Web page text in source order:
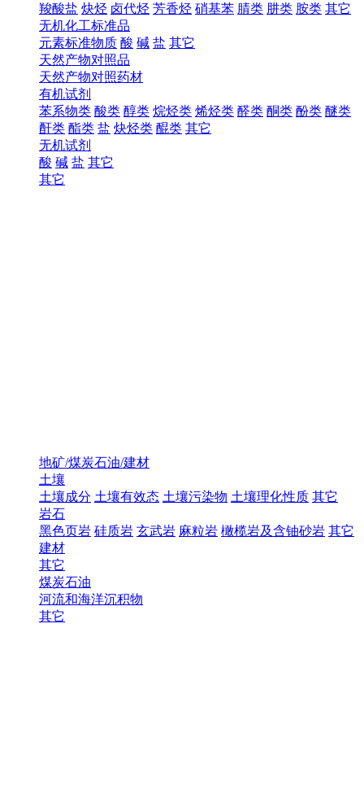
羧酸盐 炔烃 卤代烃 芳香烃 硝基苯 腈类 肼类 胺类 其它
无机化工标准品
元素标准物质 酸 碱 盐 其它
天然产物对照品
天然产物对照药材
有机试剂
苯系物类 酸类 醇类 烷烃类 烯烃类 醛类 酮类 酚类 醚类
酐类 酯类 盐 炔烃类 醌类 其它
无机试剂
酸 碱 盐 其它
其它
地矿/煤炭石油/建材
土壤
土壤成分 土壤有效态 土壤污染物 土壤理化性质 其它
岩石
黑色页岩 硅质岩 玄武岩 麻粒岩 橄榄岩及含铀砂岩 其它
建材
其它
煤炭石油
河流和海洋沉积物
其它